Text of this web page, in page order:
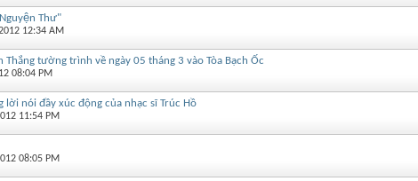
Thư"
12:34 AM
Thắng tường trình về ngày 05 tháng 3 vào Tòa Bạch Ốc
08:04 PM
nói đầy xúc động của nhạc sĩ Trúc Hồ
11:54 PM
08:05 PM